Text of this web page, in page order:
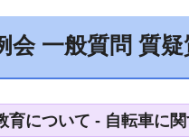
会 一般質問 質
育について - 自転車に